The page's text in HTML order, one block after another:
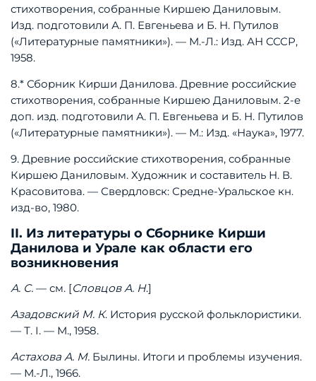
стихотворения, собранные Киршею Даниловым.
Изд. подготовили А. П. Евгеньева и Б. Н. Путилов
(«Литературные памятники»). — М.-Л.: Изд. АН СССР,
1958.
8.* Сборник Кирши Данилова. Древние российские
стихотворения, собранные Киршею Даниловым. 2-е
доп. изд. подготовили А. П. Евгеньева и Б. Н. Путилов
(«Литературные памятники»). — М.: Изд. «Наука», 1977.
9. Древние российские стихотворения, собранные
Киршею Даниловым. Художник и составитель Н. В.
Красовитова. — Свердловск: Средне-Уральское кн.
изд-во, 1980.
II. Из литературы о Сборнике Кирши
Данилова и Урале как области его
возникновения
А. С. — см. [Словцов А. Н.]
Азадовский М. К. История русской фольклористики.
— Т. I. — М., 1958.
Астахова А. М. Былины. Итоги и проблемы изучения.
— М.-Л., 1966.